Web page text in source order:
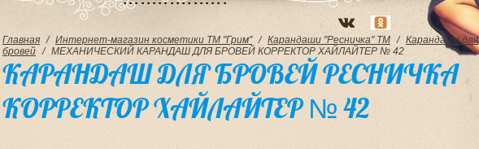
Главная / Интернет-магазин косметики ТМ "Грим" / Карандаши "Ресничка" ТМ / Карандаши для
бровей / МЕХАНИЧЕСКИЙ КАРАНДАШ ДЛЯ БРОВЕЙ КОРРЕКТОР ХАЙЛАЙТЕР № 42
КАРАНДАШ ДЛЯ БРОВЕЙ РЕСНИЧКА
КОРРЕКТОР ХАЙЛАЙТЕР № 42